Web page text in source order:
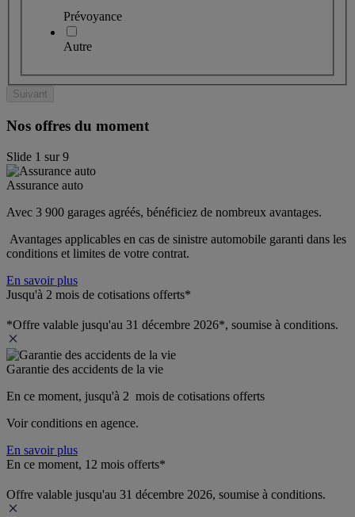
Prévoyance
Autre
Suivant
Nos offres du moment
Slide 1 sur9
Assurance auto
Avec 3 900 garages agréés, bénéficiez de nombreux avantages.
Avantages applicables en cas de sinistre automobile garanti dans les
conditions et limites de votre contrat.
En savoir plus
Jusqu'à 2 mois de cotisations offerts*
*Offre valable jusqu'au 31 décembre 2026*, soumise à conditions.
Garantie des accidents de la vie
En ce moment, jusqu'à 2  mois de cotisations offerts
Voir conditions en agence.
En savoir plus
En ce moment, 12 mois offerts*
Offre valable jusqu'au 31 décembre 2026, soumise à conditions.